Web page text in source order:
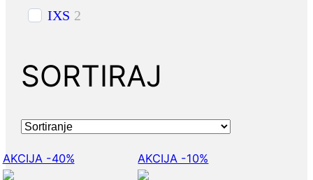
IXS 2
SORTIRAJ
AKCIJA -40% AKCIJA -10%